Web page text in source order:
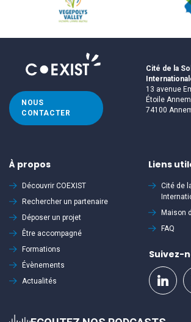
NOUS
CONTACTER
Cité de la
13 avenue
Étoile
74100
À propos
Découvrir COEXIST
Rechercher un partenaire
Déposer un projet
Être accompagné
Formations
Évènements
Actualités
Liens
Cité de
Maison
FAQ
Suivez-